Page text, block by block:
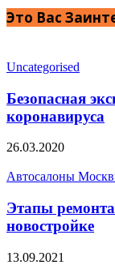
Это Вас
Uncategorised
Безопасная
коронавируса
26.03.2020
Автосалоны
Этапы
новостройке
13.09.2021